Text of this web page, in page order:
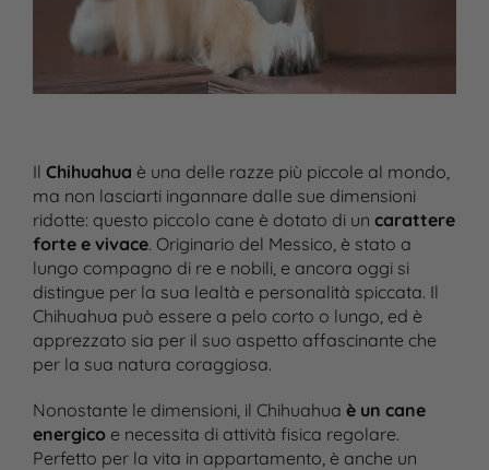
Il Chihuahua è una delle razze più piccole al mondo,
ma non lasciarti ingannare dalle sue dimensioni
ridotte: questo piccolo cane è dotato di un carattere
forte e vivace. Originario del Messico, è stato a
lungo compagno di re e nobili, e ancora oggi si
distingue per la sua lealtà e personalità spiccata. Il
Chihuahua può essere a pelo corto o lungo, ed è
apprezzato sia per il suo aspetto affascinante che
per la sua natura coraggiosa.
Nonostante le dimensioni, il Chihuahua è un cane
energicoe necessita di attività fisica regolare.
Perfetto per la vita in appartamento, è anche un